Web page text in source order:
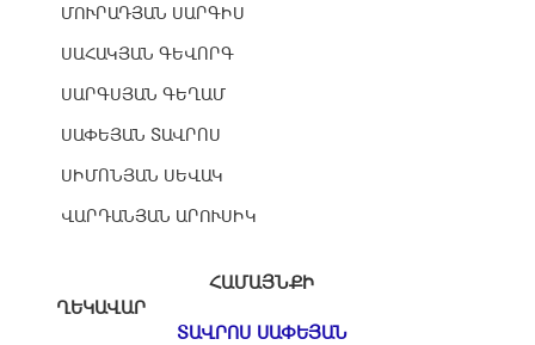
ՄՈՒՐԱԴՅԱՆ ՍԱՐԳԻՍ
ՍԱՀԱԿՅԱՆ ԳԵՎՈՐԳ
ՍԱՐԳՍՅԱՆ ԳԵՂԱՄ
ՍԱՓԵՅԱՆ ՏԱՎՐՈՍ
ՍԻՄՈՆՅԱՆ ՍԵՎԱԿ
ՎԱՐԴԱՆՅԱՆ ԱՐՈՒՍԻԿ
ՀԱՄԱՅՆՔԻ
ՂԵԿԱՎԱՐ
ՏԱՎՐՈՍ ՍԱՓԵՅԱՆ